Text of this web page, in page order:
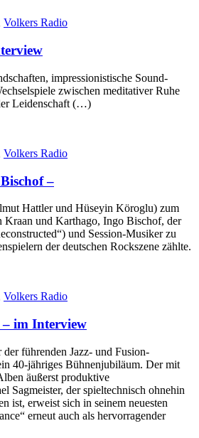
Volkers Radio
impressionistische Sound-
zwischen meditativer Ruhe
Leidenschaft (…)
Volkers Radio
–
Hattler und Hüseyin Köroglu) zum
Kraan und Karthago, Ingo Bischof, der
und Session-Musiker zu
der deutschen Rockszene zählte.
Volkers Radio
– im Interview
der führenden Jazz- und Fusion-
40-jähriges Bühnenjubiläum. Der mit
äußerst produktive
Sagmeister, der spieltechnisch ohnehin
ist, erweist sich in seinem neuesten
erneut auch als hervorragender